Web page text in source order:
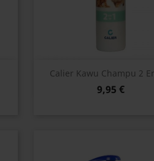
Calier Kawu Champu 2
9,95 €
Vista rápida